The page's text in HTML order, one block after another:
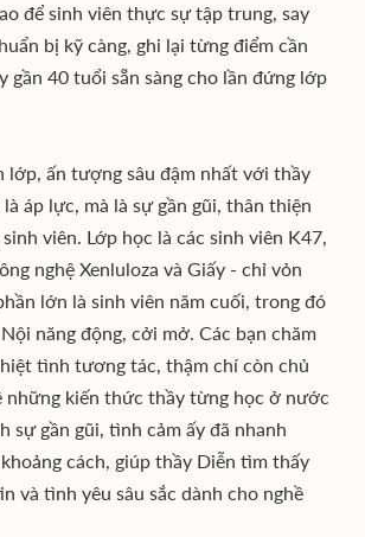
để sinh viên thực sự tập trung, say
bị kỹ càng, ghi lại từng điểm cần
gần 40 tuổi sẵn sàng cho lần đứng lớp
lớp, ấn tượng sâu đậm nhất với thầy
áp lực, mà là sự gần gũi, thân thiện
viên. Lớp học là các sinh viên K47,
nghệ Xenluloza và Giấy - chỉ vỏn
lớn là sinh viên năm cuối, trong đó
năng động, cởi mở. Các bạn chăm
tình tương tác, thậm chí còn chủ
những kiến thức thầy từng học ở nước
sự gần gũi, tình cảm ấy đã nhanh
cách, giúp thầy Diễn tìm thấy
và tình yêu sâu sắc dành cho nghề